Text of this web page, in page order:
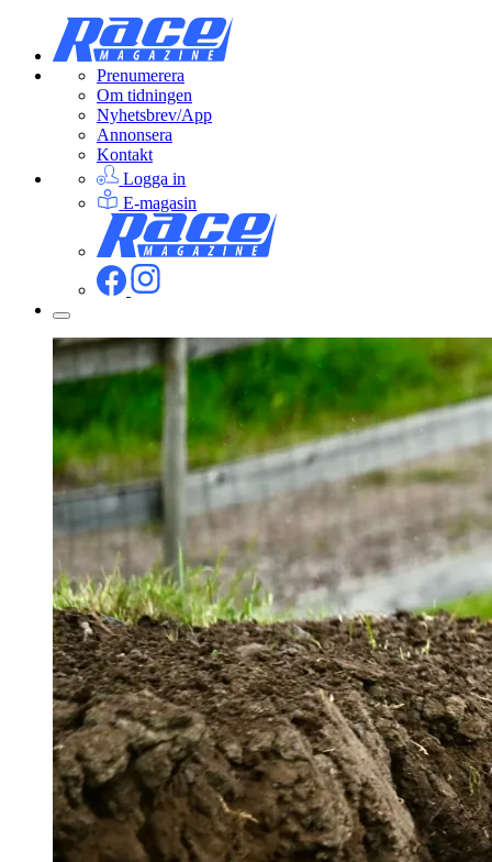
Prenumerera
Om tidningen
Nyhetsbrev/App
Annonsera
Kontakt
Logga in
E-magasin